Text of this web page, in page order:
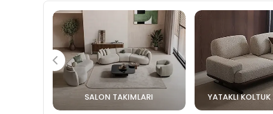
SALON TAKIMLARI YATAKLI